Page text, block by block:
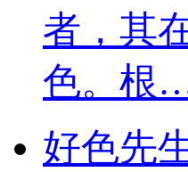
者，
色。根
好色先生